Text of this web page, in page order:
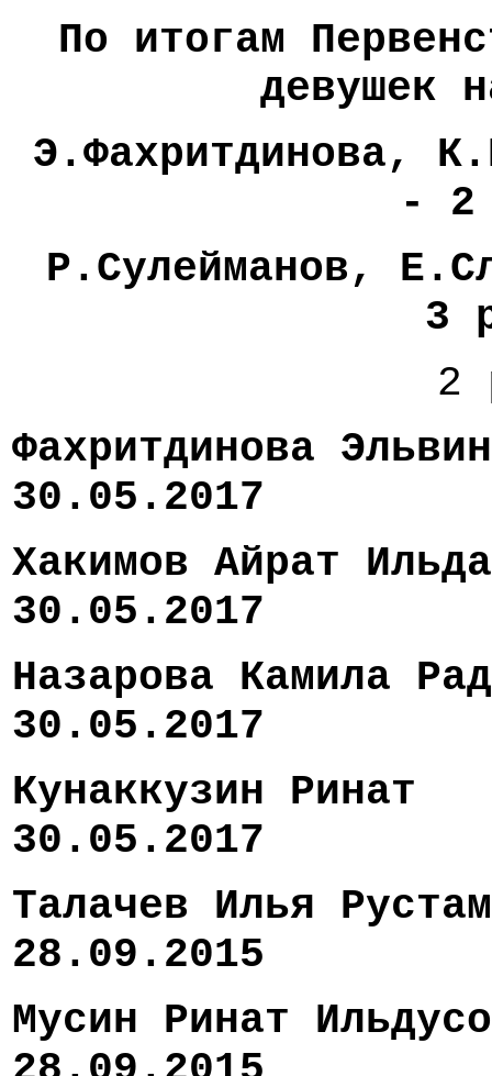
По итогам
девушек
Э.Фахритдинова,
- 2
Р.Сулейманов,
3
2
Фахритдинова
30.05.2017
Хакимов
30.05.2017
Назарова Камила
30.05.2017
30.05.2017
Талачев Илья
28.09.2015
Мусин Ринат